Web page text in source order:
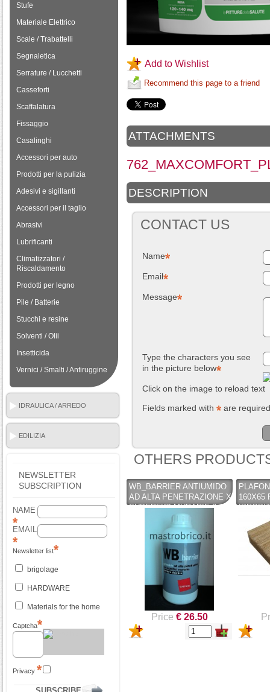
Stufe
Materiale Elettrico
Scale / Trabattelli
Segnaletica
Serrature / Lucchetti
Casseforti
Scaffalatura
Fissaggio
Casalinghi
Accessori per auto
Prodotti per la pulizia
Adesivi e sigillanti
Accessori per il taglio
Abrasivi
Lubrificanti
Climatizzatori /
Riscaldamento
Prodotti per legno
Pile / Batterie
Stucchi e resine
Solventi / Olii
Insetticida
Vernici / Smalti / Antiruggine
IDRAULICA / ARREDO
BAGNO
EDILIZIA
NEWSLETTER
SUBSCRIPTION
NAME
EMAIL
Newsletter list
brigolage
HARDWARE
Materials for the home
Captcha
Privacy
Add to Wishlist
Recommend this page to a friend
ATTACHMENTS
DESCRIPTION
CONTACT US
Name
Email
Message
Type the characters you see
in the picture below
Click on the image to reload text
Fields marked with
are required
OTHERS
WB_BARRIER ANTIUMIDO
AD ALTA PENETRAZIONE X
SUPERFICI MURARIE 0,75
LT - GATTOCEL -
GATTOCEL
Price € 26.50
160X65